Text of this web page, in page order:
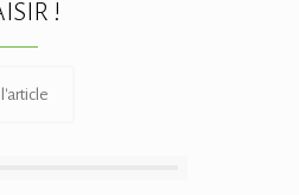
!
l'article